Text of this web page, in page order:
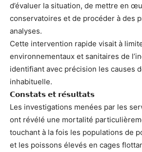
d’évaluer la situation, de mettre en
conservatoires et de procéder à des
analyses.
Cette intervention rapide visait à
environnementaux et sanitaires de
identifiant avec précision les causes
inhabituelle.
𝗖𝗼𝗻𝘀𝘁𝗮𝘁𝘀 𝗲𝘁 𝗿𝗲́𝘀𝘂𝗹𝘁𝗮𝘁𝘀
Les investigations menées par les
ont révélé une mortalité
touchant à la fois les populations de
et les poissons élevés en cages